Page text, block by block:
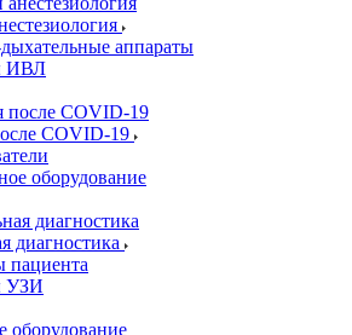
аппараты
ИВЛ
COVID-19
оборудование
диагностика
УЗИ